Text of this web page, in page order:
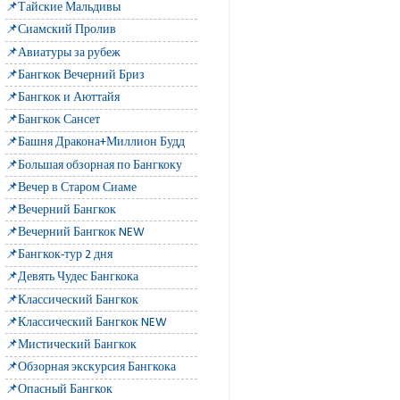
📌Тайские Мальдивы
📌Сиамский Пролив
📌Авиатуры за рубеж
📌Бангкок Вечерний Бриз
📌Бангкок и Аюттайя
📌Бангкок Сансет
📌Башня Дракона+Миллион Будд
📌Большая обзорная по Бангкоку
📌Вечер в Старом Сиаме
📌Вечерний Бангкок
📌Вечерний Бангкок NEW
📌Бангкок-тур 2 дня
📌Девять Чудес Бангкока
📌Классический Бангкок
📌Классический Бангкок NEW
📌Мистический Бангкок
📌Обзорная экскурсия Бангкока
📌Опасный Бангкок